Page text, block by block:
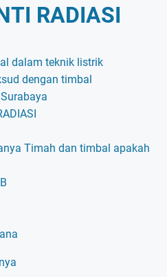
RADIASI
dalam teknik listrik
dengan timbal
Timah dan timbal apakah